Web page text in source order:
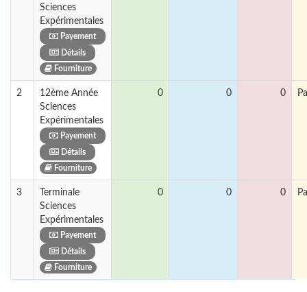
Sciences
Expérimentales
Payement
Détails
Fourniture
2
12ème Année
Sciences
Expérimentales
Payement
Détails
Fourniture
0 0 0
3
Terminale
Sciences
Expérimentales
Payement
Détails
Fourniture
0 0 0